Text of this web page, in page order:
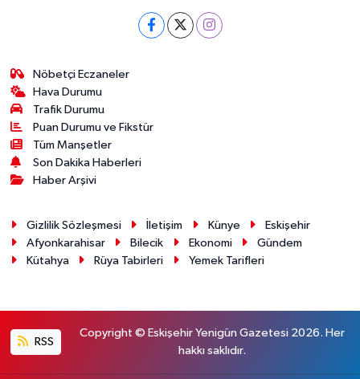
Nöbetçi Eczaneler
Hava Durumu
Trafik Durumu
Puan Durumu ve Fikstür
Tüm Manşetler
Son Dakika Haberleri
Haber Arşivi
Gizlilik Sözleşmesi İletişim Künye
Eskişehir
Afyonkarahisar
Bilecik Ekonomi
Gündem
Kütahya
Rüya Tabirleri Yemek Tarifleri
RSS
Copyright © Eskişehir Yenigün Gazetesi 2026. Her
hakkı saklıdır.